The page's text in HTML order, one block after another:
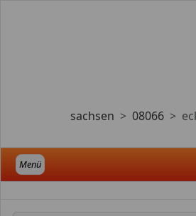
sachsen 08066
Menü